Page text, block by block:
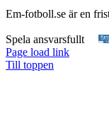
Em-fotboll.se är en
Spela ansvarsfullt
Page load link
Till toppen